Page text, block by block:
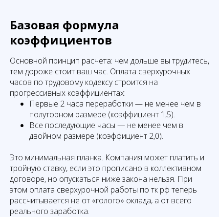
Базовая формула
коэффициентов
Основной принцип расчета: чем дольше вы трудитесь,
тем дороже стоит ваш час. Оплата сверхурочных
часов по трудовому кодексу строится на
прогрессивных коэффициентах:
Первые 2 часа переработки — не менее чем в
полуторном размере (коэффициент 1,5).
Все последующие часы — не менее чем в
двойном размере (коэффициент 2,0).
Это минимальная планка. Компания может платить и
тройную ставку, если это прописано в коллективном
договоре, но опускаться ниже закона нельзя. При
этом оплата сверхурочной работы по тк рф теперь
рассчитывается не от «голого» оклада, а от всего
реального заработка.